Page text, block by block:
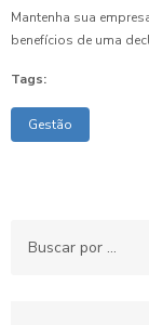
Mantenha sua
benefícios de uma
Tags:
Gestão